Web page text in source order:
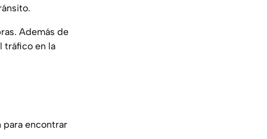
Además de
tráfico en la
para encontrar